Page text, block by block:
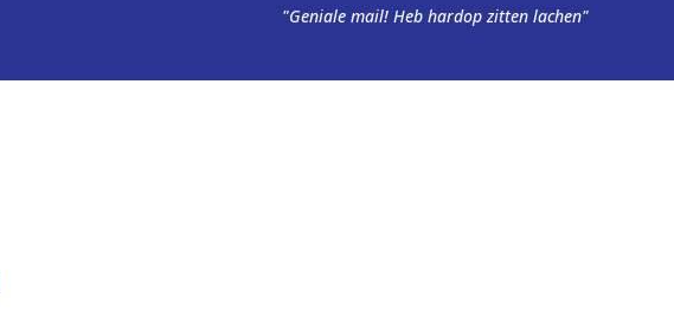
"Geniale mail! Heb hardop zitten lachen"